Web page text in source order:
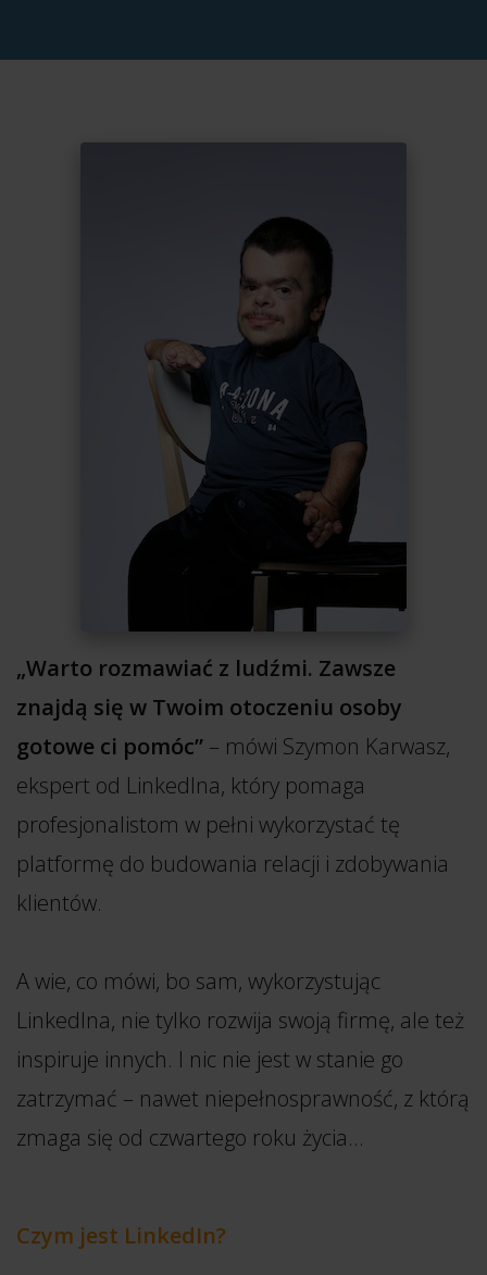
„Warto rozmawiać z ludźmi. Zawsze
znajdą się w Twoim otoczeniu osoby
gotowe ci pomóc” – mówi Szymon Karwasz,
ekspert od LinkedIna, który pomaga
profesjonalistom w pełni wykorzystać tę
platformę do budowania relacji i zdobywania
klientów.
A wie, co mówi, bo sam, wykorzystując
LinkedIna, nie tylko rozwija swoją firmę, ale też
inspiruje innych. I nic nie jest w stanie go
zatrzymać – nawet niepełnosprawność, z którą
zmaga się od czwartego roku życia…
Czym jest LinkedIn?